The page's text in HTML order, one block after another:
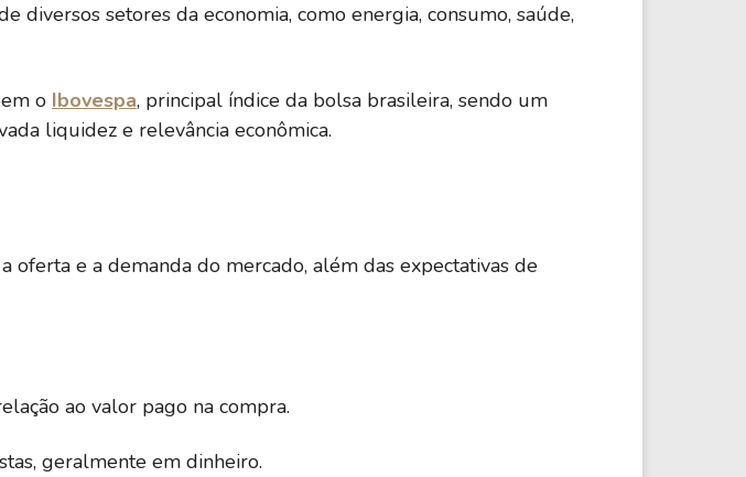
diversos setores da economia, como energia, consumo, saúde,
o Ibovespa, principal índice da bolsa brasileira, sendo um
liquidez e relevância econômica.
oferta e a demanda do mercado, além das expectativas de
ao valor pago na compra.
geralmente em dinheiro.